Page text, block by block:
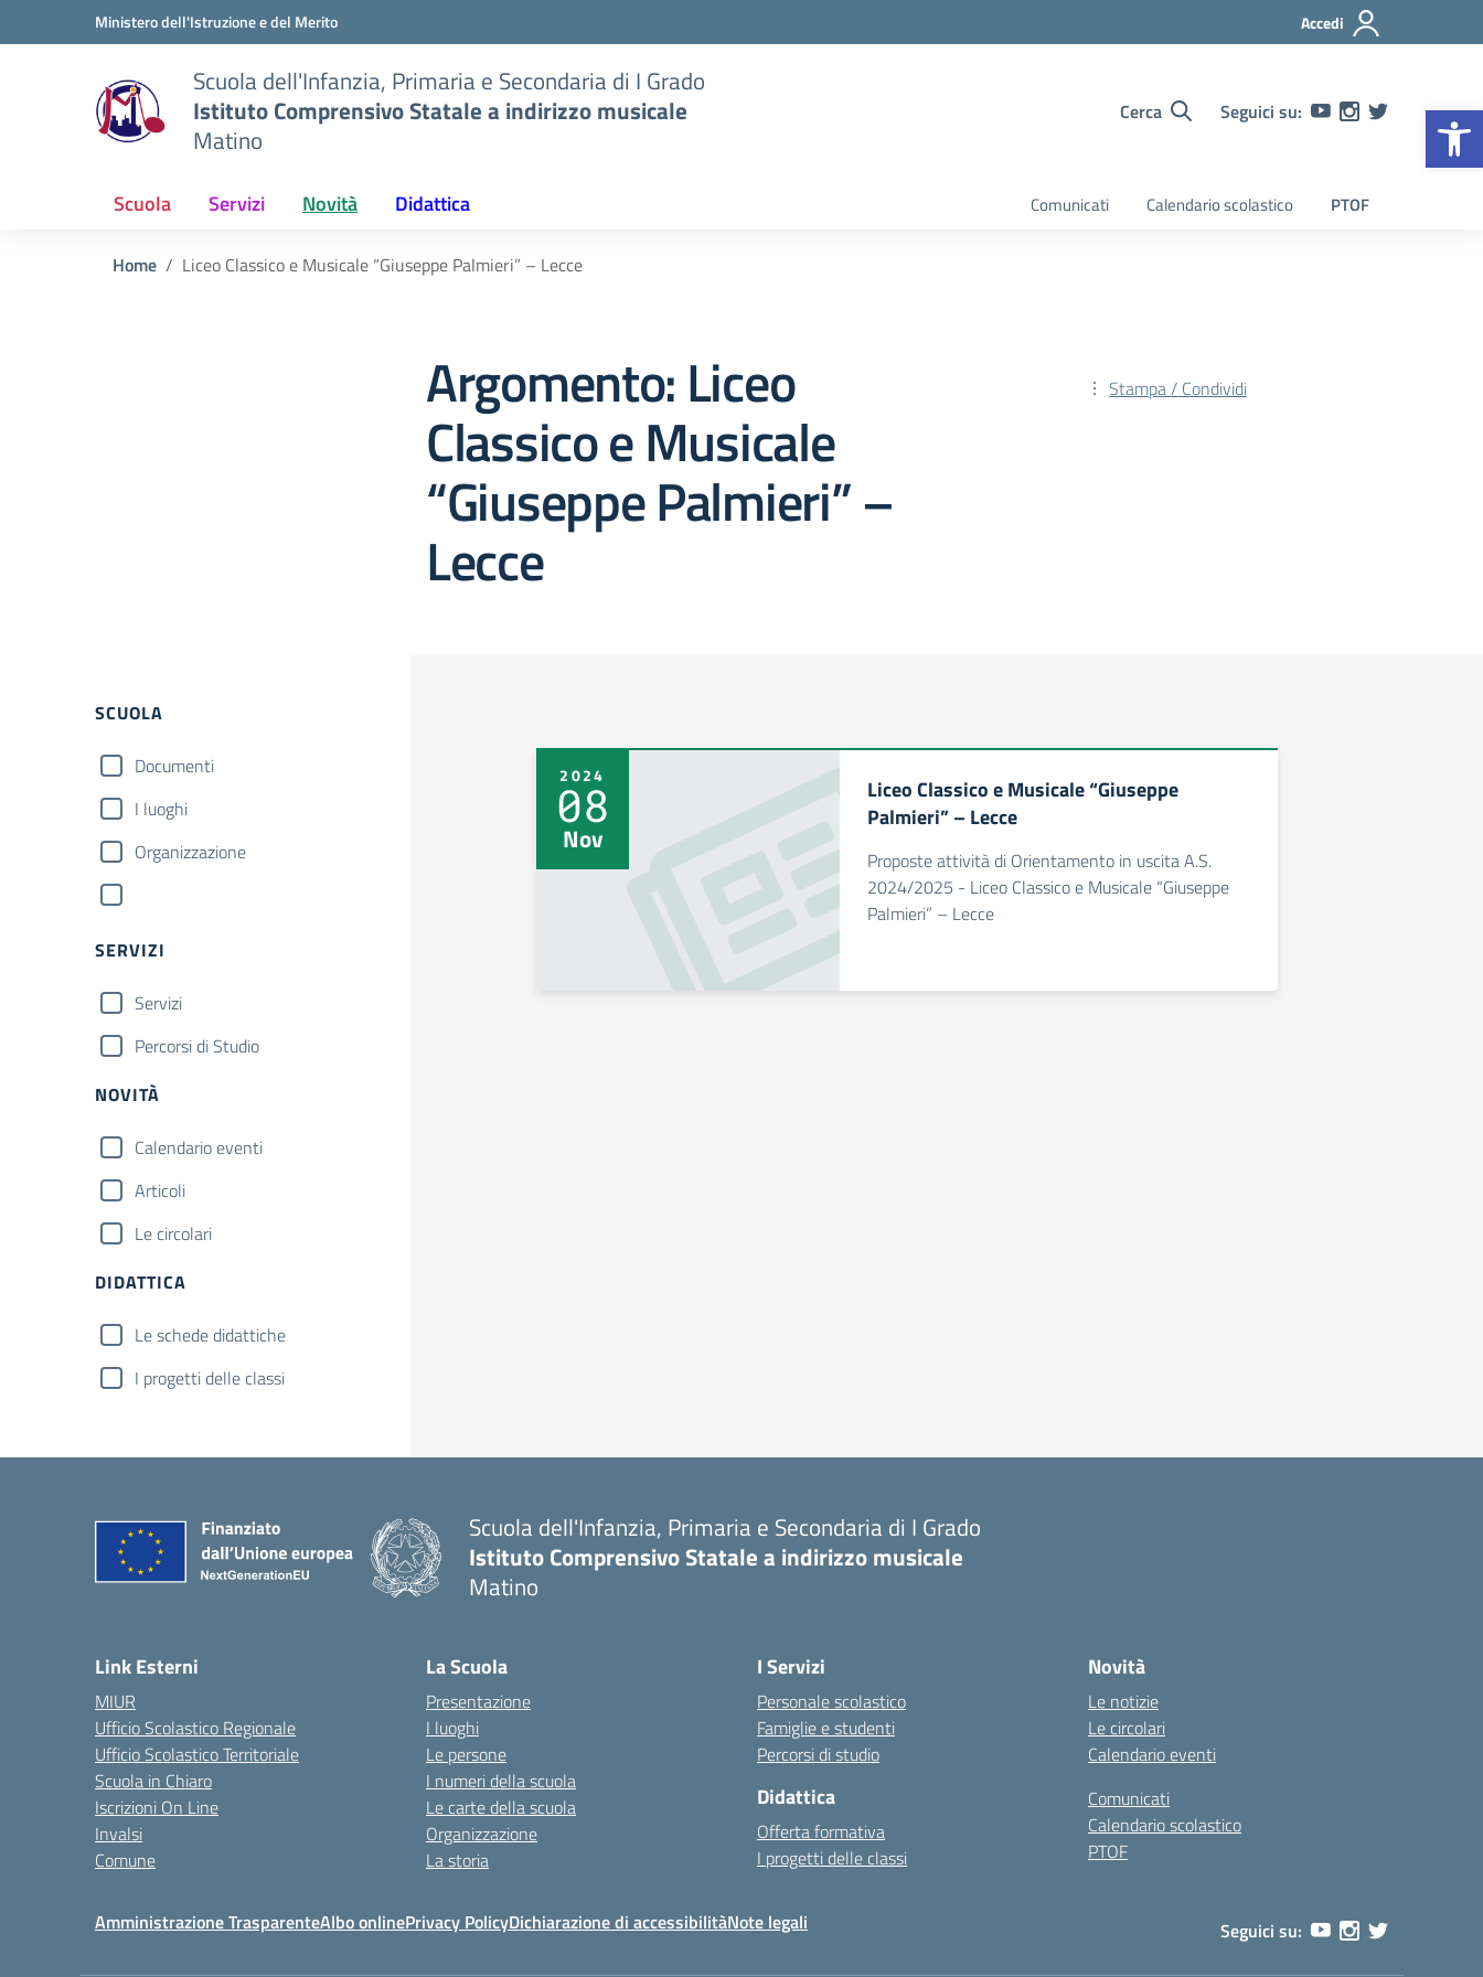
Vai ai contenuti
Vai al menu di navigazioneMinistero dell'Istruzione e del Merito Accedi
Scuola dell'Infanzia, Primaria e Secondaria di I Grado
Istituto Comprensivo Statale a indirizzo musicale
Matino
Cerca Seguici su:
Scuola Servizi Novità Didattica Comunicati Calendario scolastico PTOF
Home Liceo Classico e Musicale “Giuseppe Palmieri” – Lecce
Argomento: Liceo
Classico e Musicale
“Giuseppe Palmieri” –
Lecce
Stampa / Condividi
SCUOLA
Documenti
I luoghi
Organizzazione
SERVIZI
Servizi
Percorsi di Studio
NOVITÀ
Calendario eventi
Articoli
Le circolari
DIDATTICA
Le schede didattiche
I progetti delle classi
2024
08
Nov
Liceo Classico e Musicale “Giuseppe
Palmieri” – Lecce
Proposte attività di Orientamento in uscita A.S.
2024/2025 - Liceo Classico e Musicale “Giuseppe
Palmieri” – Lecce
Scuola dell'Infanzia, Primaria e Secondaria di I Grado
Istituto Comprensivo Statale a indirizzo musicale
Matino
Link Esterni
MIUR
Ufficio Scolastico Regionale
Ufficio Scolastico Territoriale
Scuola in Chiaro
Iscrizioni On Line
Invalsi
Comune
La Scuola
Presentazione
I luoghi
Le persone
I numeri della scuola
Le carte della scuola
Organizzazione
La storia
I Servizi
Personale scolastico
Famiglie e studenti
Percorsi di studio
Didattica
Offerta formativa
I progetti delle classi
Novità
Le notizie
Le circolari
Calendario eventi
Comunicati
Calendario scolastico
PTOF
Amministrazione TrasparenteAlbo onlinePrivacy PolicyDichiarazione di accessibilitàNote legali Seguici su: